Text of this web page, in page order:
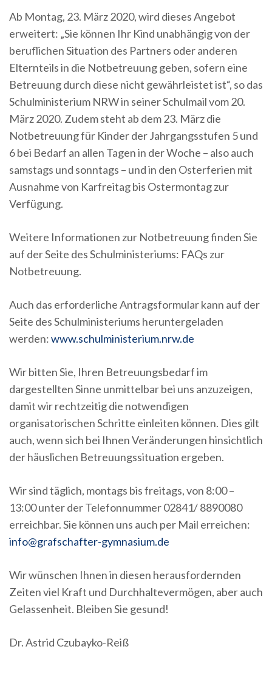
Ab Montag, 23. März 2020, wird dieses Angebot
erweitert: „Sie können Ihr Kind unabhängig von der
beruflichen Situation des Partners oder anderen
Elternteils in die Notbetreuung geben, sofern eine
Betreuung durch diese nicht gewährleistet ist“, so das
Schulministerium NRW in seiner Schulmail vom 20.
März 2020. Zudem steht ab dem 23. März die
Notbetreuung für Kinder der Jahrgangsstufen 5 und
6 bei Bedarf an allen Tagen in der Woche – also auch
samstags und sonntags – und in den Osterferien mit
Ausnahme von Karfreitag bis Ostermontag zur
Verfügung.
Weitere Informationen zur Notbetreuung finden Sie
auf der Seite des Schulministeriums: FAQs zur
Notbetreuung.
Auch das erforderliche Antragsformular kann auf der
Seite des Schulministeriums heruntergeladen
werden:www.schulministerium.nrw.de
Wir bitten Sie, Ihren Betreuungsbedarf im
dargestellten Sinne unmittelbar bei uns anzuzeigen,
damit wir rechtzeitig die notwendigen
organisatorischen Schritte einleiten können. Dies gilt
auch, wenn sich bei Ihnen Veränderungen hinsichtlich
der häuslichen Betreuungssituation ergeben.
Wir sind täglich, montags bis freitags, von 8:00 –
13:00 unter der Telefonnummer 02841/ 8890080
erreichbar. Sie können uns auch per Mail erreichen:
info@grafschafter-gymnasium.de
Wir wünschen Ihnen in diesen herausfordernden
Zeiten viel Kraft und Durchhaltevermögen, aber auch
Gelassenheit. Bleiben Sie gesund!
Dr. Astrid Czubayko-Reiß